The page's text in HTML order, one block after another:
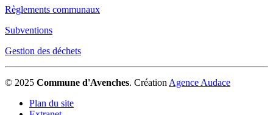
Règlements communaux
Subventions
Gestion des déchets
© 2025 Commune d'Avenches. Création Agence Audace
Plan du site